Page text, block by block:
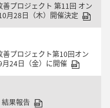
プロジェクト 第11回 オン
月28日（木）開催決定
プロジェクト第10回オン
24日（金）に開催
果報告